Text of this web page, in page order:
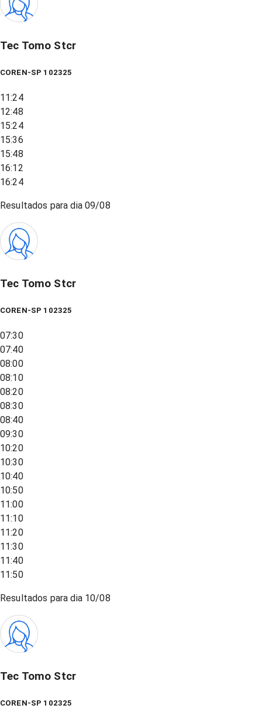
Tec Tomo Stcr
COREN-SP 102325
11:24
12:48
15:24
15:36
15:48
16:12
16:24
Resultados para dia09/08
Tec Tomo Stcr
COREN-SP 102325
07:30
07:40
08:00
08:10
08:20
08:30
08:40
09:30
10:20
10:30
10:40
10:50
11:00
11:10
11:20
11:30
11:40
11:50
Resultados para dia 10/08
Tec Tomo Stcr
COREN-SP 102325